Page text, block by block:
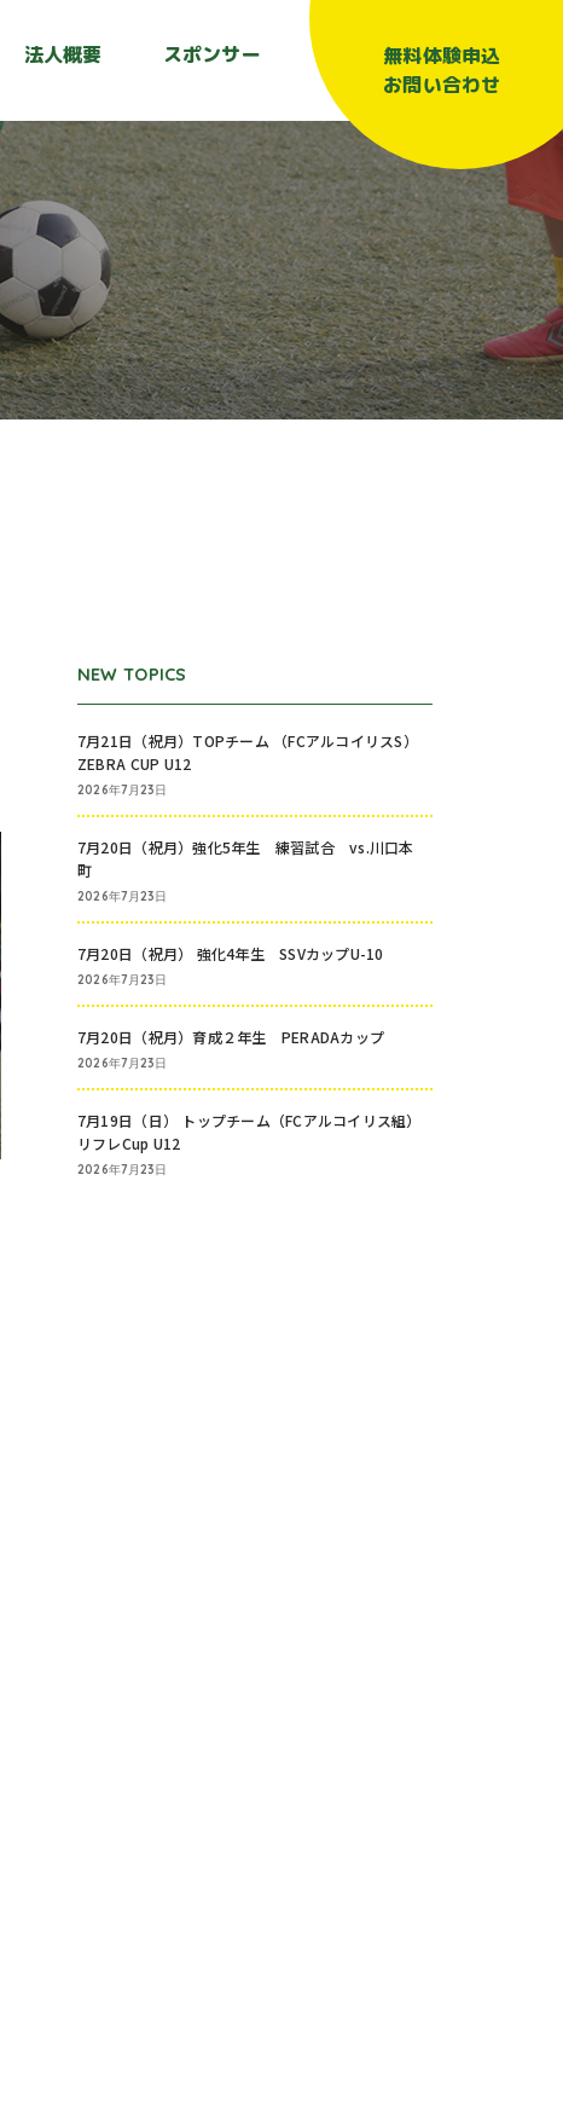
法人概要 スポンサー
無料体験申込
お問い合わせ
NEW TOPICS
7月21日（祝月）TOPチーム （FCアルコイリスS）
ZEBRA CUP U12
2026年7月23日
7月20日（祝月）強化5年生 練習試合 vs.川口本
町
2026年7月23日
7月20日（祝月） 強化4年生 SSVカップU-10
2026年7月23日
7月20日（祝月）育成２年生 PERADAカップ
2026年7月23日
7月19日（日） トップチーム（FCアルコイリス組）
リフレCup U12
2026年7月23日